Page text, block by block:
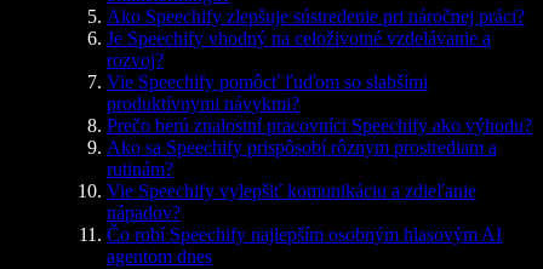
Ako Speechify zlepšuje sústredenie pri náročnej práci?
Je Speechify vhodný na celoživotné vzdelávanie a
rozvoj?
Vie Speechify pomôcť ľuďom so slabšími
produktívnymi návykmi?
Prečo berú znalostní pracovníci Speechify ako výhodu?
Ako sa Speechify prispôsobí rôznym prostrediam a
rutinám?
Vie Speechify vylepšiť komunikáciu a zdieľanie
nápadov?
Čo robí Speechify najlepším osobným hlasovým AI
agentom dnes